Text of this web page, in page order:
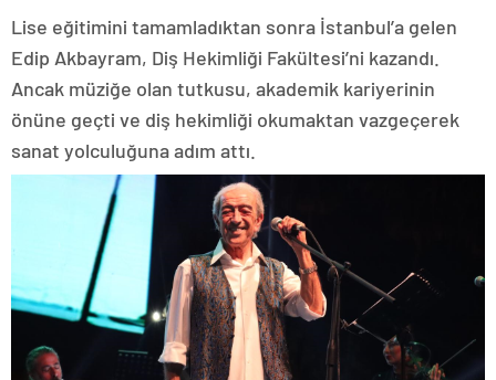
Lise eğitimini tamamladıktan sonra İstanbul’a gelen
Edip Akbayram, Diş Hekimliği Fakültesi’ni kazandı.
Ancak müziğe olan tutkusu, akademik kariyerinin
önüne geçti ve diş hekimliği okumaktan vazgeçerek
sanat yolculuğuna adım attı.